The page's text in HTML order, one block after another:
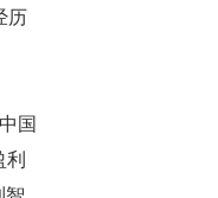
历
国
利